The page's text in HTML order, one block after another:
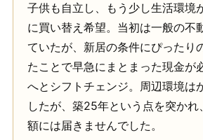
子供も自立し、もう少し生活環境
に買い替え希望。当初は一般の不
ていたが、新居の条件にぴったり
たことで早急にまとまった現金が
へとシフトチェンジ。周辺環境は
したが、築25年という点を突かれ
額には届きませんでした。